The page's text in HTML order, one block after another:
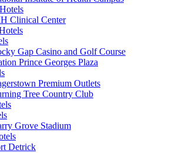
Clinical Center
Gap Casino and Golf Course
Prince Georges Plaza
Premium Outlets
Tree Country Club
Grove Stadium
Detrick